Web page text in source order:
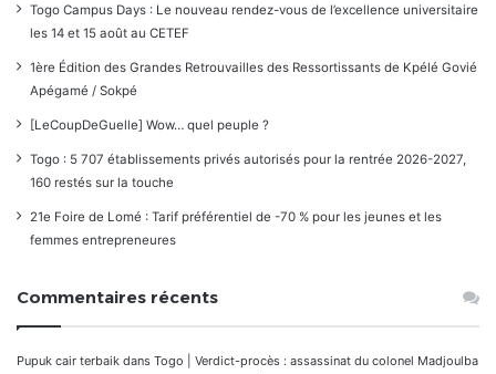
Togo Campus Days : Le nouveau rendez-vous de l’excellence universitaire
les 14 et 15 août au CETEF
1ère Édition des Grandes Retrouvailles des Ressortissants de Kpélé Govié
Apégamé / Sokpé
[LeCoupDeGuelle] Wow… quel peuple ?
Togo : 5 707 établissements privés autorisés pour la rentrée 2026-2027,
160 restés sur la touche
21e Foire de Lomé : Tarif préférentiel de -70 % pour les jeunes et les
femmes entrepreneures
Commentaires récents
Pupuk cair terbaik dans Togo | Verdict-procès : assassinat du colonel Madjoulba